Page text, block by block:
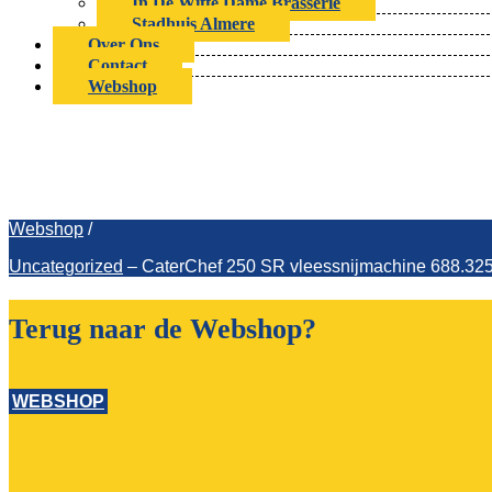
Stadhuis Almere
Over Ons
Contact
Webshop
Webshop /
Uncategorized – CaterChef 250 SR vleessnijmachine
Terug naar de Webshop?
WEBSHOP